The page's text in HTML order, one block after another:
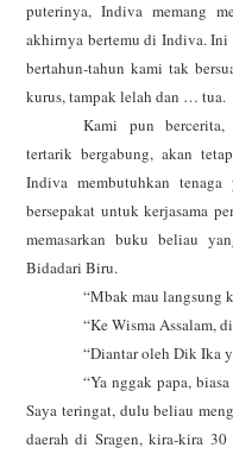
puterinya, Indiva memang
akhirnya bertemu di Indiva. Ini
bertahun-tahun kami tak
kurus, tampak lelah dan … tua.
Kami pun bercerita,
tertarik bergabung, akan
Indiva membutuhkan
bersepakat untuk kerjasama
memasarkan buku beliau
Bidadari Biru.
“Mbak mau langsung
“Ke Wisma Assalam,
“Diantar oleh Dik Ika
“Ya nggak papa,
Saya teringat, dulu beliau
daerah di Sragen, kira-kira